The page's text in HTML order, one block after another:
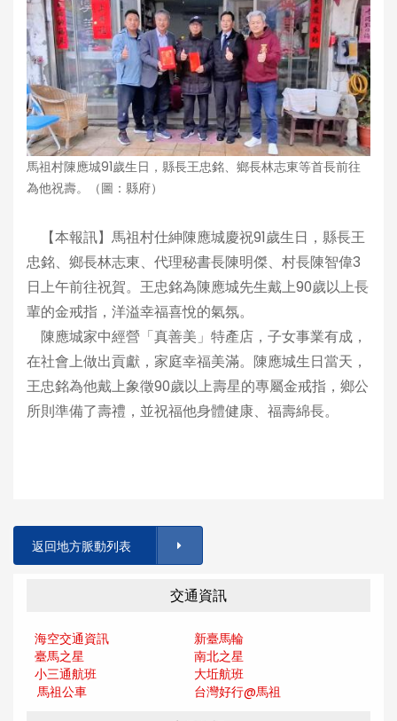
馬祖村陳應城91歲生日，縣長王忠銘、鄉長林志東等首長前往
為他祝壽。（圖：縣府）
【本報訊】馬祖村仕紳陳應城慶祝91歲生日，縣長王
忠銘、鄉長林志東、代理秘書長陳明傑、村長陳智偉3
日上午前往祝賀。王忠銘為陳應城先生戴上90歲以上長
輩的金戒指，洋溢幸福喜悅的氣氛。
陳應城家中經營「真善美」特產店，子女事業有成，
在社會上做出貢獻，家庭幸福美滿。陳應城生日當天，
王忠銘為他戴上象徵90歲以上壽星的專屬金戒指，鄉公
所則準備了壽禮，並祝福他身體健康、福壽綿長。
返回地方脈動列表
交通資訊
海空交通資訊
新臺馬輪
臺馬之星
南北之星
小三通航班
大坵航班
馬祖公車
台灣好行@馬祖